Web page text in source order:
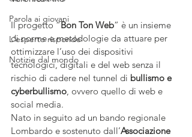
Parola ai giovani
L'esperto risponde
Notizie dal mondo
Il progetto “Bon Ton Web” è un insieme
di norme e metodologie da attuare per
ottimizzare l’uso dei dispositivi
tecnologici, digitali e del web senza il
rischio di cadere nel tunnel di bullismo e
cyberbullismo, ovvero quello di web e
social media.
Nato in seguito ad un bando regionale
Lombardo e sostenuto dall’Associazione